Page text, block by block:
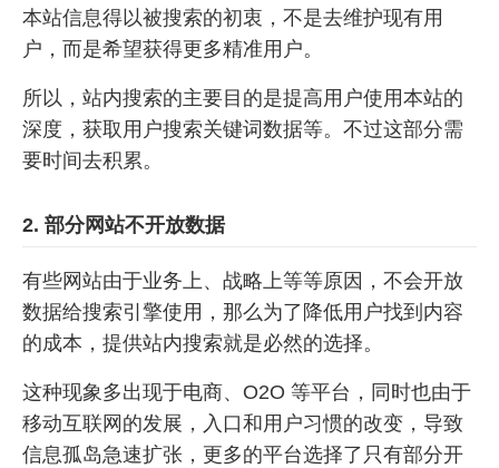
本站信息得以被搜索的初衷，不是去维护现有用
户，而是希望获得更多精准用户。
所以，站内搜索的主要目的是提高用户使用本站的
深度，获取用户搜索关键词数据等。不过这部分需
要时间去积累。
2. 部分网站不开放数据
有些网站由于业务上、战略上等等原因，不会开放
数据给搜索引擎使用，那么为了降低用户找到内容
的成本，提供站内搜索就是必然的选择。
这种现象多出现于电商、O2O 等平台，同时也由于
移动互联网的发展，入口和用户习惯的改变，导致
信息孤岛急速扩张，更多的平台选择了只有部分开